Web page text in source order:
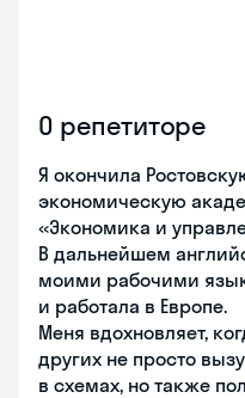
О репетиторе
Я окончила
экономическую
«Экономика и
В дальнейшем
моими рабочими
и работала в Европе.
Меня вдохновляет,
других не просто
в схемах, но также